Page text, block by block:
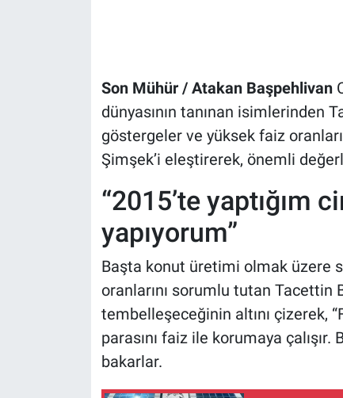
Son Mühür / Atakan Başpehlivan
dünyasının tanınan isimlerinden
göstergeler ve yüksek faiz
Şimşek’i eleştirerek, önemli
“2015’te yaptığım
yapıyorum”
Başta konut üretimi olmak üzere
oranlarını sorumlu tutan Tacettin
tembelleşeceğinin altını çizerek,
parasını faiz ile korumaya
bakarlar.